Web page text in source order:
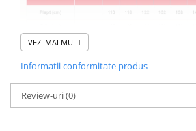
VEZI MAI MULT
Informatii conformitate produs
Review-uri(0)